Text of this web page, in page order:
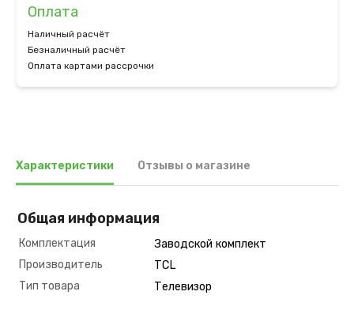
Оплата
Наличный расчёт
Безналичный расчёт
Оплата картами рассрочки
Характеристики Отзывы о магазине
Общая информация
Комплектация
Заводской комплект
Производитель
TCL
Тип товара
Телевизор